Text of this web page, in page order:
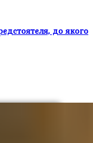
до якого